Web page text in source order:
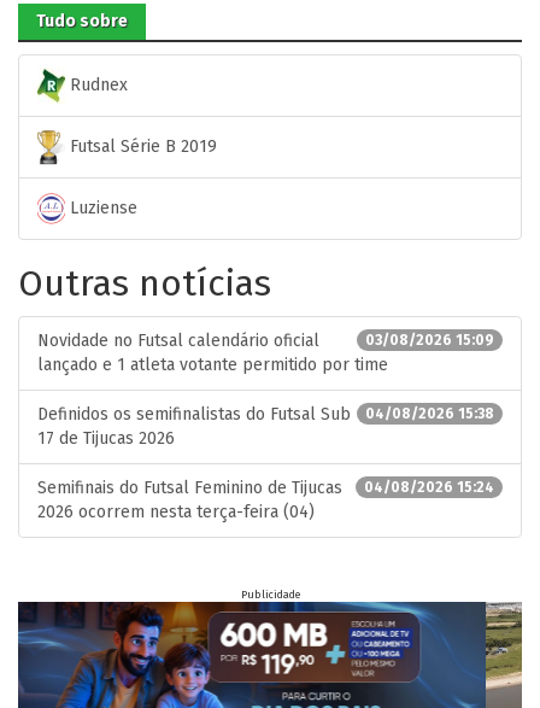
Tudo sobre
Rudnex
Futsal Série B 2019
Luziense
Outras notícias
03/08/2026 15:09
Novidade no Futsal calendário oficial
lançado e 1 atleta votante permitido por time
04/08/2026 15:38
Definidos os semifinalistas do Futsal Sub
17 de Tijucas 2026
04/08/2026 15:24
Semifinais do Futsal Feminino de Tijucas
2026 ocorrem nesta terça-feira (04)
Publicidade